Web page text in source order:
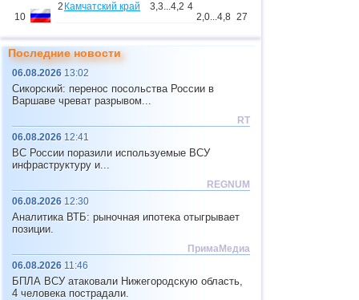
10
2 Камчатский край 3,3...4,2 4
3Бурятия
3,7 1
4 Чеченская
Республика
2,0...4,8 27
11 Мьянма
2
13
Юж. Джорджия и Сандвичевы
о.
4,6
14 Мексика
15 Гондурас
16 Китай 2,9...4,3 10
2,9...4,3
18 Колумбия
19 Чили
Последние новости
06.08.2026 13:02
Сикорский: перенос посольства России в
Варшаве чреват разрывом...
RT
06.08.2026 12:41
ВС России поразили используемые ВСУ
инфраструктуру и...
REGNUM
06.08.2026 12:30
Аналитика ВТБ: рыночная ипотека отыгрывает
позиции.
ПримаМедиа
06.08.2026 11:46
БПЛА ВСУ атаковали Нижегородскую область,
4 человека пострадали.